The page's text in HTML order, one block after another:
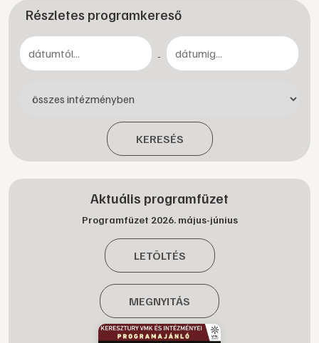
Részletes programkereső
-
KERESÉS
Aktuális programfüzet
Programfüzet 2026. május-június
LETÖLTÉS
MEGNYITÁS